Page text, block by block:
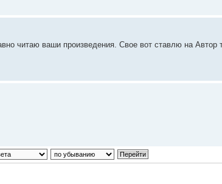
ваши произведения. Свое вот ставлю на Автор